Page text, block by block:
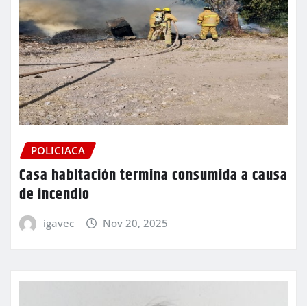
POLICIACA
Casa habitación termina consumida a causa
de incendio
igavec Nov 20, 2025